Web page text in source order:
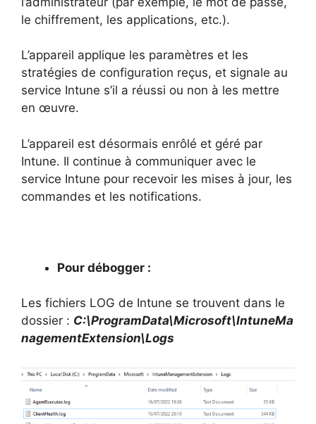
le chiffrement, les applications, etc.).
L’appareil applique les paramètres et les
stratégies de configuration reçus, et signale au
service Intune s’il a réussi ou non à les mettre
en œuvre.
L’appareil est désormais enrôlé et géré par
Intune. Il continue à communiquer avec le
service Intune pour recevoir les mises à jour, les
commandes et les notifications.
Pour débogger :
Les fichiers LOG de Intune se trouvent dans le
dossier : C:\ProgramData\Microsoft\IntuneMa
nagementExtension\Logs